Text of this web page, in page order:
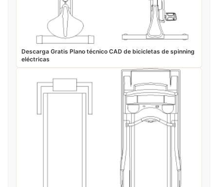
Descarga Gratis Plano técnico CAD de bicicletas de spinning
eléctricas